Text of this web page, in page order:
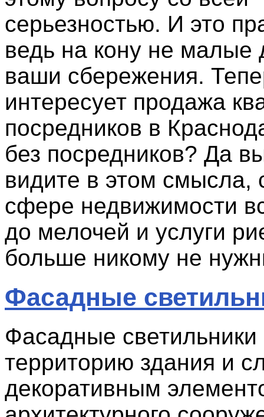
серьезностью. И это
ведь на кону не малые
ваши сбережения.
интересует продажа
посредников в
без посредников? Да
видите в этом смысла,
сфере недвижимости
до мелочей и услуги
больше никому не
Фасадные
Фасадные
территорию здания и
декоративным